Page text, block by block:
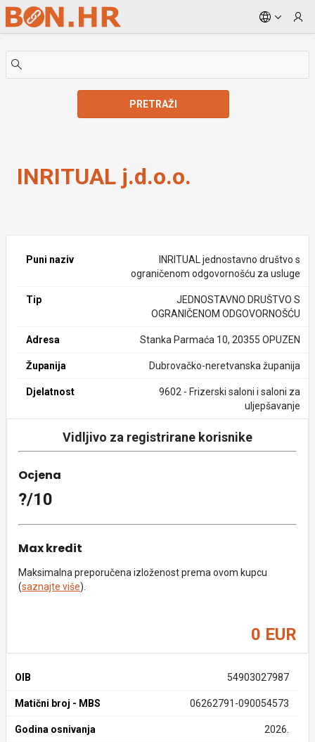
Skip to Main Content
PRETRAŽI
INRITUAL j.d.o.o.
Puni naziv
INRITUAL jednostavno društvo s
ograničenom odgovornošću za usluge
Tip
JEDNOSTAVNO DRUŠTVO S
OGRANIČENOM ODGOVORNOŠĆU
Adresa Stanka Parmaća 10, 20355 OPUZEN
Županija Dubrovačko-neretvanska županija
Djelatnost
9602 - Frizerski saloni i saloni za
uljepšavanje
Vidljivo za registrirane korisnike
Ocjena
?/10
Max kredit
Maksimalna preporučena izloženost prema ovom kupcu
(saznajte više).
0 EUR
OIB 54903027987
Matični broj - MBS 06262791-090054573
Godina osnivanja 2026.